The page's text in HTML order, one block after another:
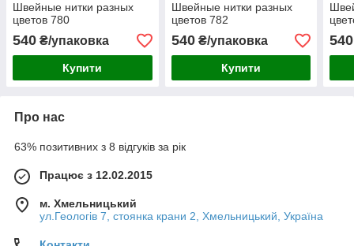
Швейные нитки разных
цветов 780
540 ₴/упаковка
Купити
Швейные нитки разных
цветов 782
540₴/упаковка
Купити
540
Про нас
63% позитивних з 8 відгуків за рік
Працює з 12.02.2015
м. Хмельницький
ул.Геологів 7, стоянка крани 2, Хмельницький, Україна